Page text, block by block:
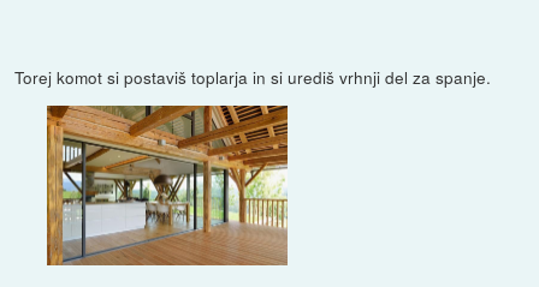
Torej komot si postaviš toplarja in si urediš vrhnji del za spanje.